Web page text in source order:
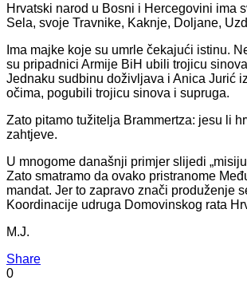
Hrvatski narod u Bosni i Hercegovini ima
Sela, svoje Travnike, Kaknje, Doljane,
Ima majke koje su umrle čekajući istinu.
su pripadnici Armije BiH ubili trojicu
Jednaku sudbinu doživljava i Anica Jurić
očima, pogubili trojicu sinova i supruga.
Zato pitamo tužitelja Brammertza: jesu li
zahtjeve.
U mnogome današnji primjer slijedi
Zato smatramo da ovako pristranome
mandat. Jer to zapravo znači produženje
Koordinacije udruga Domovinskog rata
M.J.
Share
0